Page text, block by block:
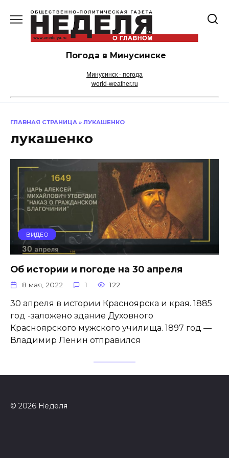
содержанию
Погода в Минусинске
Минусинск - погода
world-weather.ru
ГЛАВНАЯ СТРАНИЦА » ЛУКАШЕНКО
лукашенко
ВИДЕО
Об истории и погоде на 30 апреля
8 мая, 2022 1 122
30 апреля в истории Красноярска и края. 1885
год -заложено здание Духовного
Красноярского мужского училища. 1897 год —
Владимир Ленин отправился
© 2026 Неделя